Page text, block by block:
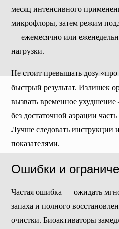
месяц интенсивного
микрофлоры, затем режим
— ежемесячно или
нагрузки.
Не стоит превышать дозу «про
быстрый результат. Излишек
вызвать временное ухудшение
без достаточной аэрации
Лучше следовать инструкции
показателями.
Ошибки и
Частая ошибка — ожидать
запаха и полного
очистки. Биоактиваторы